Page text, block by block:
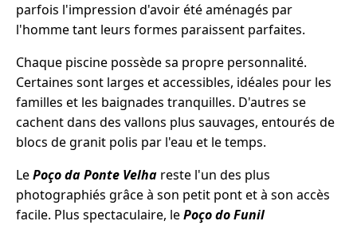
parfois l'impression d'avoir été aménagés par
l'homme tant leurs formes paraissent parfaites.
Chaque piscine possède sa propre personnalité.
Certaines sont larges et accessibles, idéales pour les
familles et les baignades tranquilles. D'autres se
cachent dans des vallons plus sauvages, entourés de
blocs de granit polis par l'eau et le temps.
LePoço da Ponte Velha reste l'un des plus
photographiés grâce à son petit pont et à son accès
facile. Plus spectaculaire, lePoço do Funil